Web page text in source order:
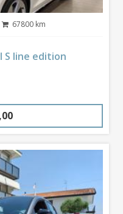
67800 km
S line edition